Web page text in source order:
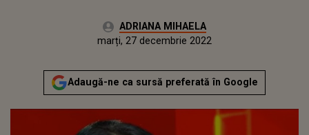
Autor:ADRIANA MIHAELA
luni, 27 decembrie 2021Actualizat:
marți, 27 decembrie 2022
Adaugă-ne ca sursă preferată în Google